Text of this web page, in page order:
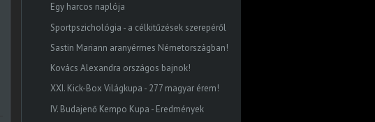
Egy harcos naplója
Sportpszichológia - a célkitűzések szerepéről
Sastin Mariann aranyérmes Németországban!
Kovács Alexandra országos bajnok!
XXI. Kick-Box Világkupa - 277 magyar érem!
IV. Budajenő Kempo Kupa - Eredmények